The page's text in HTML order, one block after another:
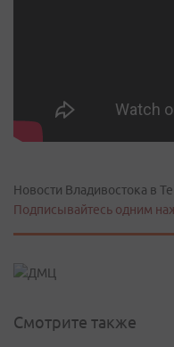
Новости Владивостока в
Подписывайтесь одним
Смотрите также